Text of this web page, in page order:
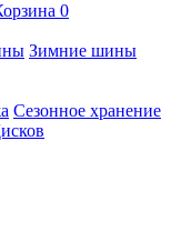
0
Зимние шины
Сезонное хранение